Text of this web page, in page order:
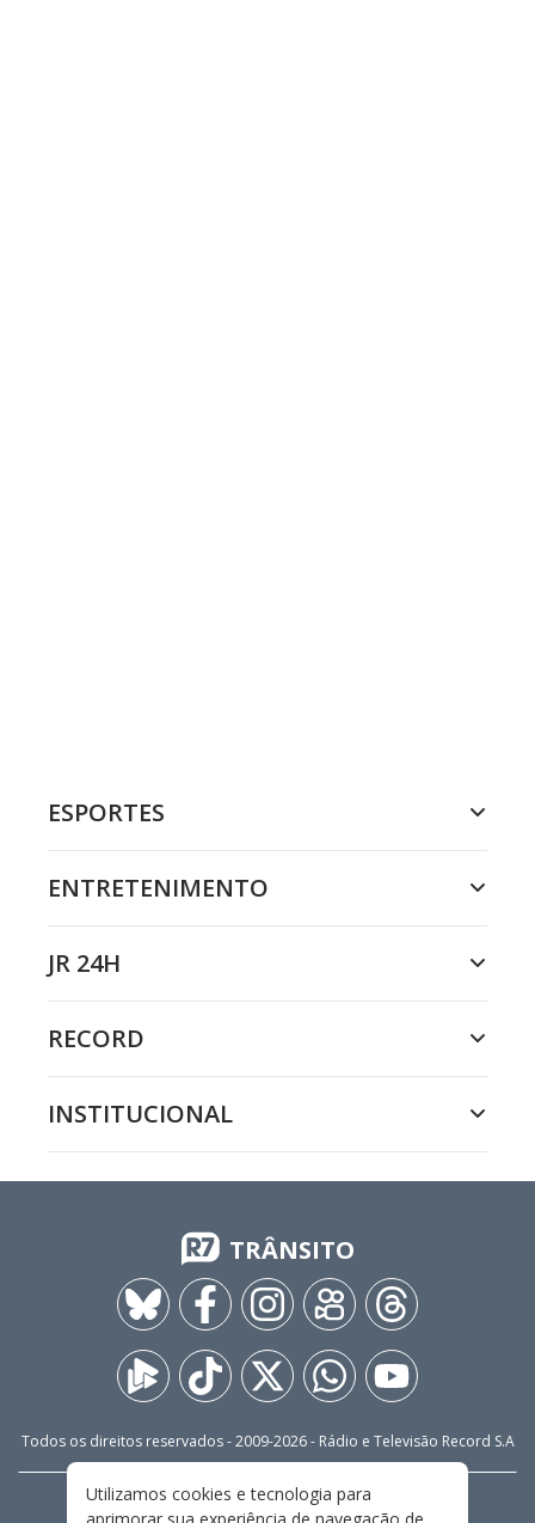
ESPORTES
ENTRETENIMENTO
JR 24H
RECORD
INSTITUCIONAL
TRÂNSITO
Todos os direitos reservados - 2009-2026- Rádio e Televisão Record S.A
FALE CONOSCO PRIVACIDADE
Utilizamos cookies e tecnologia para